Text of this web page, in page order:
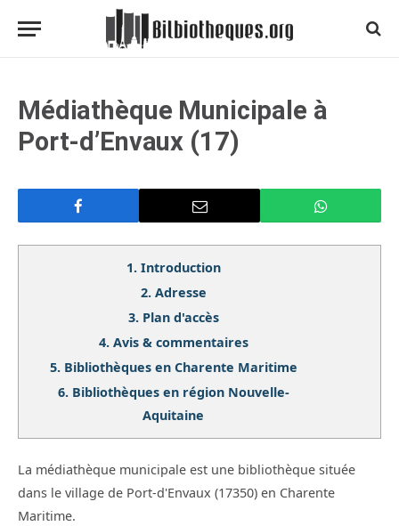
Médiathèque Municipale à
Port-d’Envaux (17)
1. Introduction
2. Adresse
3. Plan d'accès
4. Avis & commentaires
5. Bibliothèques en Charente Maritime
6. Bibliothèques en région Nouvelle-
Aquitaine
La médiathèque municipale est une bibliothèque située
dans le village de Port-d'Envaux (17350) en Charente
Maritime.